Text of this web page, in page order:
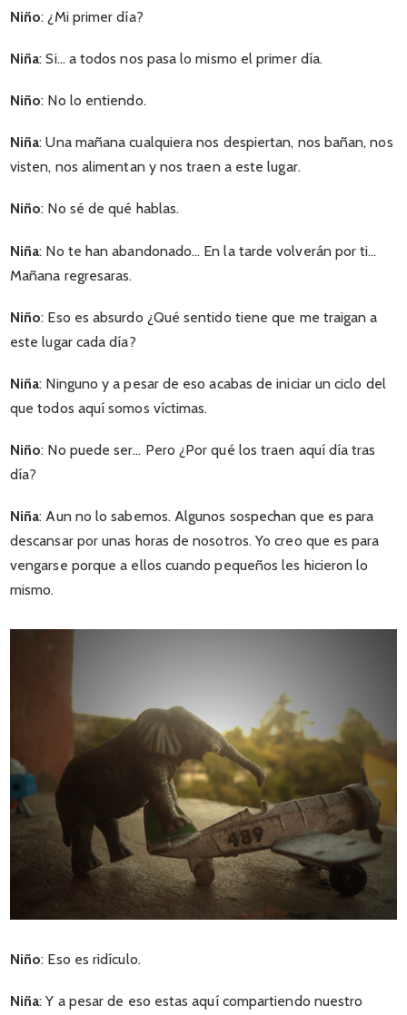
Niño: ¿Mi primer día?
Niña: Si… a todos nos pasa lo mismo el primer día.
Niño: No lo entiendo.
Niña: Una mañana cualquiera nos despiertan, nos bañan, nos
visten, nos alimentan y nos traen a este lugar.
Niño: No sé de qué hablas.
Niña: No te han abandonado… En la tarde volverán por ti…
Mañana regresaras.
Niño: Eso es absurdo ¿Qué sentido tiene que me traigan a
este lugar cada día?
Niña: Ninguno y a pesar de eso acabas de iniciar un ciclo del
que todos aquí somos víctimas.
Niño: No puede ser… Pero ¿Por qué los traen aquí día tras
día?
Niña: Aun no lo sabemos. Algunos sospechan que es para
descansar por unas horas de nosotros. Yo creo que es para
vengarse porque a ellos cuando pequeños les hicieron lo
mismo.
Niño: Eso es ridículo.
Niña: Y a pesar de eso estas aquí compartiendo nuestro